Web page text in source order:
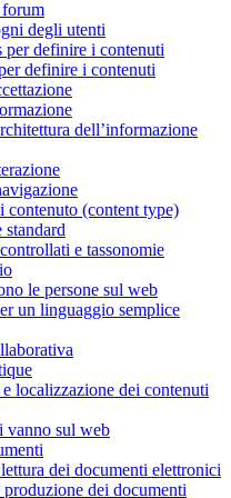
degli utenti
per definire i contenuti
definire i contenuti
dell’informazione
contenuto (content type)
e tassonomie
le persone sul web
un linguaggio semplice
localizzazione dei contenuti
vanno sul web
dei documenti elettronici
dei documenti